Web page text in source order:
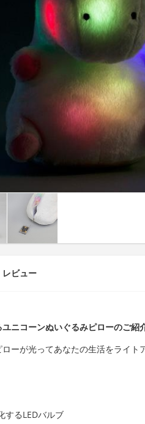
レビュー
ニコーンぬいぐるみピローのご紹
ーが光ってあなたの生活をライト
するLEDバルブ